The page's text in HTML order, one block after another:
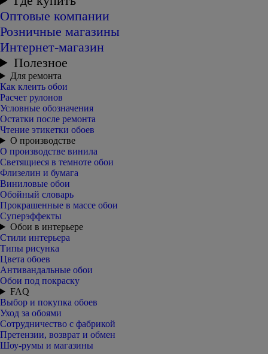
Оптовые компании
Розничные магазины
Интернет-магазин
Полезное
Для ремонта
Как клеить обои
Расчет рулонов
Условные обозначения
Остатки после ремонта
Чтение этикетки обоев
О производстве
О производстве винила
Светящиеся в темноте обои
Флизелин и бумага
Виниловые обои
Обойный словарь
Прокрашенные в массе обои
Суперэффекты
Обои в интерьере
Стили интерьера
Типы рисунка
Цвета обоев
Антивандальные обои
Обои под покраску
FAQ
Выбор и покупка обоев
Уход за обоями
Сотрудничество с фабрикой
Претензии, возврат и обмен
Шоу-румы и магазины